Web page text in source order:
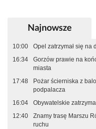
Najnowsze
10:00
Opel zatrzymał się na
16:34
Gorzów prawie na
miasta
17:48
Pożar ścierniska z
podpalacza
16:04
Obywatelskie
12:40
Znamy trasę Marszu
ruchu